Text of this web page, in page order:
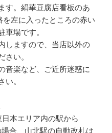
す。絹華豆腐店看板のあ
左に入ったところの赤い
車場です。
しますので、当店以外の
さい。
音楽など、ご近所迷惑に
い。
本エリア内の駅から
合、山北駅の自動改札は